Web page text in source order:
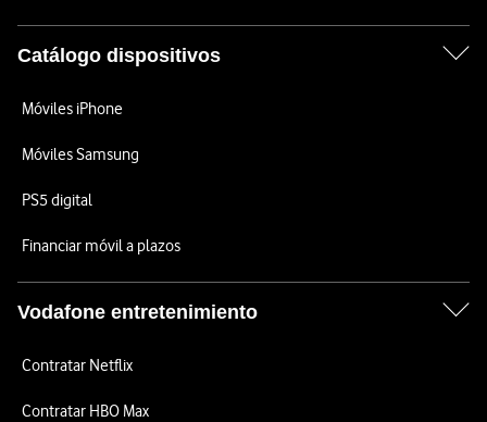
Catálogo dispositivos
Móviles iPhone
Móviles Samsung
PS5 digital
Financiar móvil a plazos
Vodafone entretenimiento
Contratar Netflix
Contratar HBO Max